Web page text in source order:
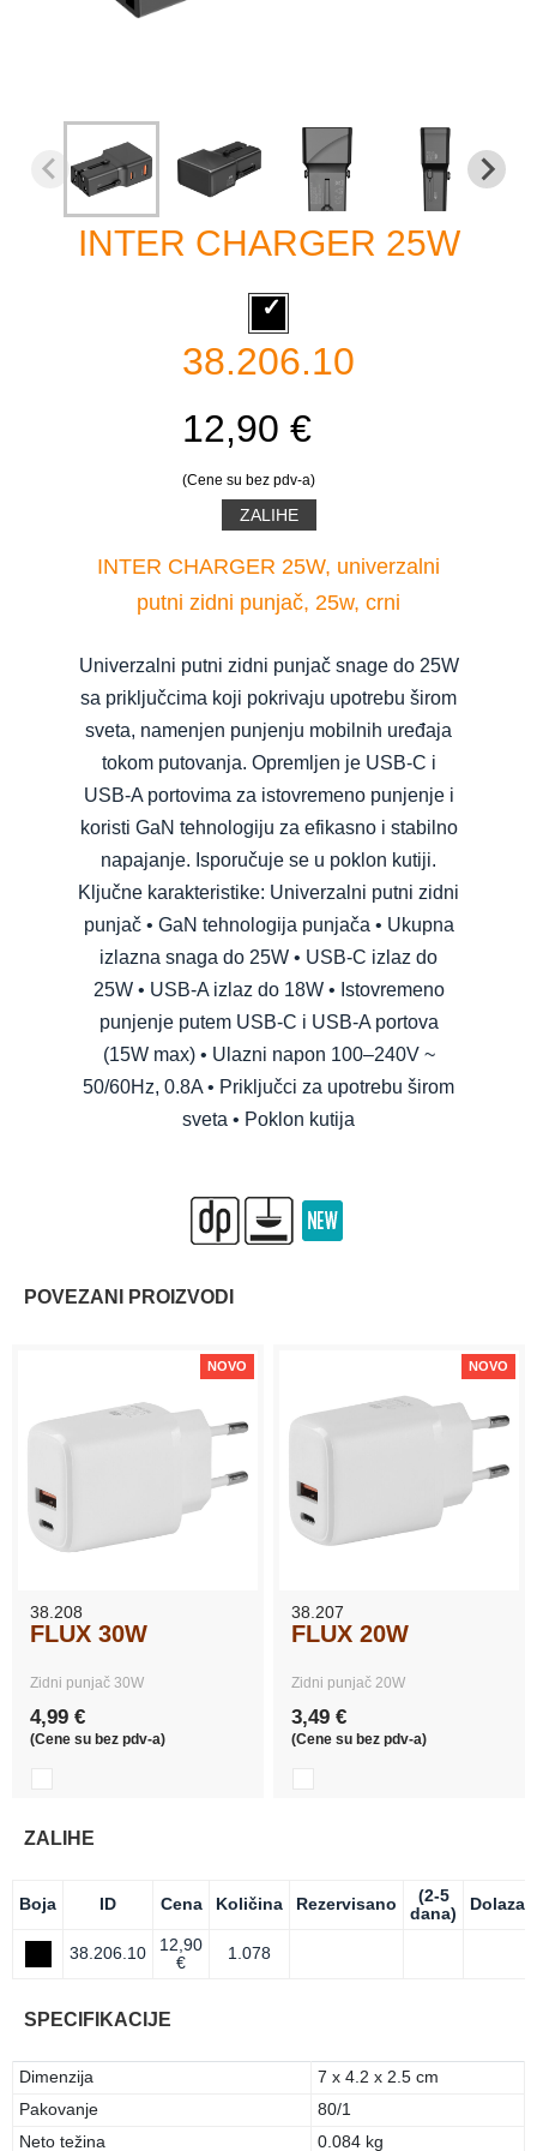
INTER CHARGER 25W
38.206.10
12,90 €
(Cene su bez pdv-a)
ZALIHE
INTER CHARGER 25W, univerzalni
putni zidni punjač, 25w, crni
Univerzalni putni zidni punjač snage do 25W
sa priključcima koji pokrivaju upotrebu širom
sveta, namenjen punjenju mobilnih uređaja
tokom putovanja. Opremljen je USB-C i
USB-A portovima za istovremeno punjenje i
koristi GaN tehnologiju za efikasno i stabilno
napajanje. Isporučuje se u poklon kutiji.
Ključne karakteristike: Univerzalni putni zidni
punjač • GaN tehnologija punjača • Ukupna
izlazna snaga do 25W • USB-C izlaz do
25W • USB-A izlaz do 18W • Istovremeno
punjenje putem USB-C i USB-A portova
(15W max) • Ulazni napon 100–240V ~
50/60Hz, 0.8A • Priključci za upotrebu širom
sveta • Poklon kutija
POVEZANI PROIZVODI
NOVO
38.208
FLUX 30W
Zidni punjač 30W
4,99 €
(Cene su bez pdv-a)
NOVO
38.207
FLUX 20W
Zidni punjač 20W
3,49 €
(Cene su bez pdv-a)
ZALIHE
Boja ID Cena Količina Rezervisano
(2-5
dana)
Dolazak
38.206.10
12,90
€
1.078
SPECIFIKACIJE
Dimenzija
7 x 4.2 x 2.5 cm
Pakovanje
80/1
Neto težina
0.084 kg